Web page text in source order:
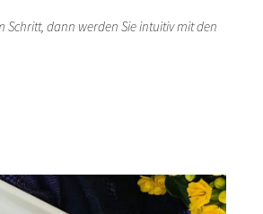
Schritt, dann werden Sie intuitiv mit den